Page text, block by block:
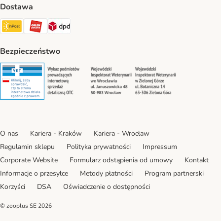
Dostawa
Paczkomat® Shipping Method
ORLEN Paczka Shipping Method
DPD Shipping Method
Bezpieczeństwo
Security Security Security
O nas Kariera - Kraków
Kariera - Wrocław
Regulamin sklepu
Polityka prywatności
Impressum
Corporate Website
Formularz odstąpienia od umowy
Kontakt
Informacje o przesyłce
Metody płatności
Program partnerski
Korzyści
DSA Oświadczenie o dostępności
© zooplus SE 2026